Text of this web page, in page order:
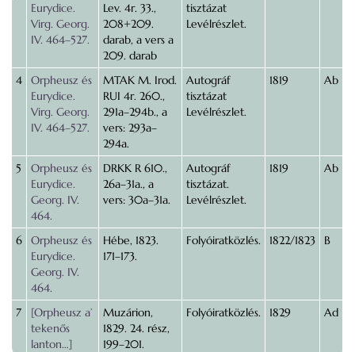
Eurydice.
Virg. Georg.
IV. 464–527.
Lev. 4r. 33.,
208+209.
darab, a vers a
209. darab
tisztázat
Levélrészlet.
4
Orpheusz és
Eurydice.
Virg. Georg.
IV. 464–527.
MTAK M. Irod.
RUI 4r. 260.,
291a–294b., a
vers: 293a–
294a.
Autográf
tisztázat
Levélrészlet.
1819 Ab
5
Orpheusz és
Eurydice.
Georg. IV.
464.
DRKK R 610.,
26a–31a., a
vers: 30a–31a.
Autográf
tisztázat.
Levélrészlet.
1819 Ab
6
Orpheusz és
Eurydice.
Georg. IV.
464.
Hébe, 1823.
171–173.
Folyóiratközlés. 1822/1823 B
7
[Orpheusz a’
tekenős
lanton…]
Muzárion,
1829. 24. rész,
199–201.
Folyóiratközlés. 1829 Ad